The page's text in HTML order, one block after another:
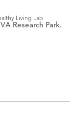
Living Lab
Research Park.